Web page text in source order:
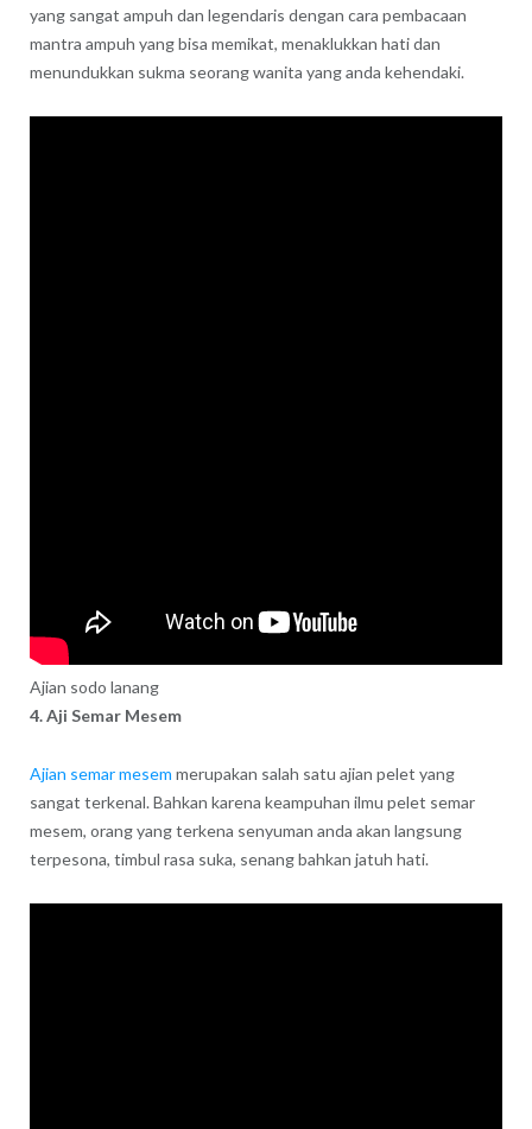
yang sangat ampuh dan legendaris dengan cara pembacaan
mantra ampuh yang bisa memikat, menaklukkan hati dan
menundukkan sukma seorang wanita yang anda kehendaki.
Ajian sodo lanang
4. Aji Semar Mesem
Ajian semar mesem merupakan salah satu ajian pelet yang
sangat terkenal. Bahkan karena keampuhan ilmu pelet semar
mesem, orang yang terkena senyuman anda akan langsung
terpesona, timbul rasa suka, senang bahkan jatuh hati.